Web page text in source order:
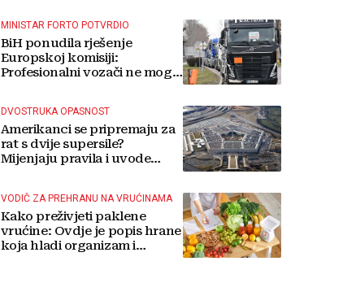
MINISTAR FORTO POTVRDIO
BiH ponudila rješenje
Europskoj komisiji:
Profesionalni vozači ne mogu
DVOSTRUKA OPASNOST
Amerikanci se pripremaju za
rat s dvije supersile?
Mijenjaju pravila i uvode
VODIČ ZA PREHRANU NA VRUĆINAMA
Kako preživjeti paklene
vrućine: Ovdje je popis hrane
koja hladi organizam i